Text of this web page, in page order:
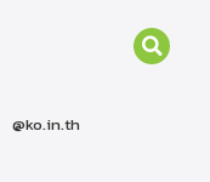
@ko.in.th